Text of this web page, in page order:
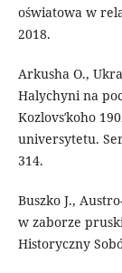
oświatowa w
2018.
Arkusha O.,
Halychyni na
Kozlovsʹkoho
universytetu.
314.
Buszko J.,
w zaborze
Historyczny